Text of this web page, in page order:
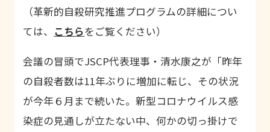
（革新的自殺研究推進プログラムの詳細につい
ては、 こちらをご覧ください）
会議の冒頭でJSCP代表理事・清水康之が「昨年
の自殺者数は11年ぶりに増加に転じ、その状況
が今年６月まで続いた。新型コロナウイルス感
染症の見通しが立たない中、何かの切っ掛けで